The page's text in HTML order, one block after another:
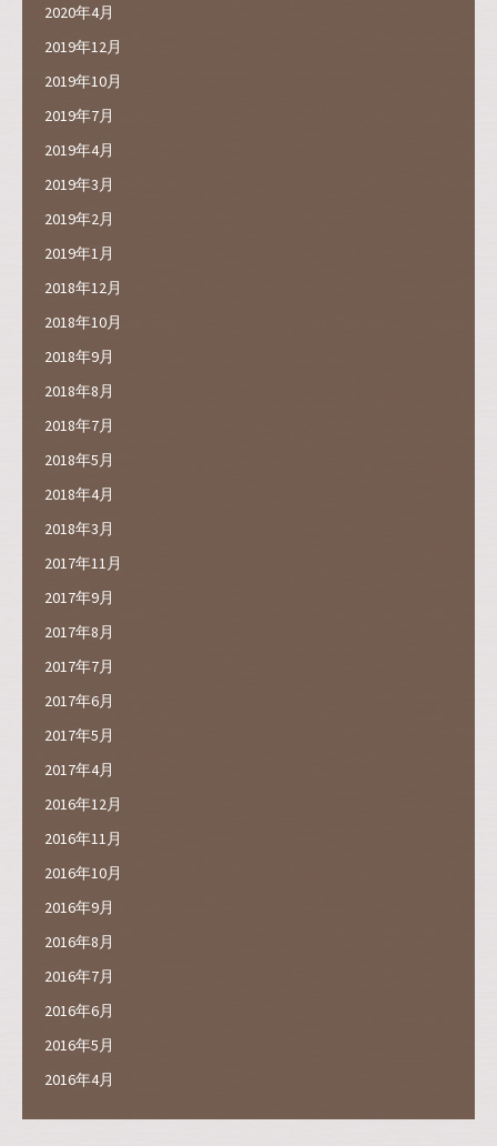
2020年4月
2019年12月
2019年10月
2019年7月
2019年4月
2019年3月
2019年2月
2019年1月
2018年12月
2018年10月
2018年9月
2018年8月
2018年7月
2018年5月
2018年4月
2018年3月
2017年11月
2017年9月
2017年8月
2017年7月
2017年6月
2017年5月
2017年4月
2016年12月
2016年11月
2016年10月
2016年9月
2016年8月
2016年7月
2016年6月
2016年5月
2016年4月